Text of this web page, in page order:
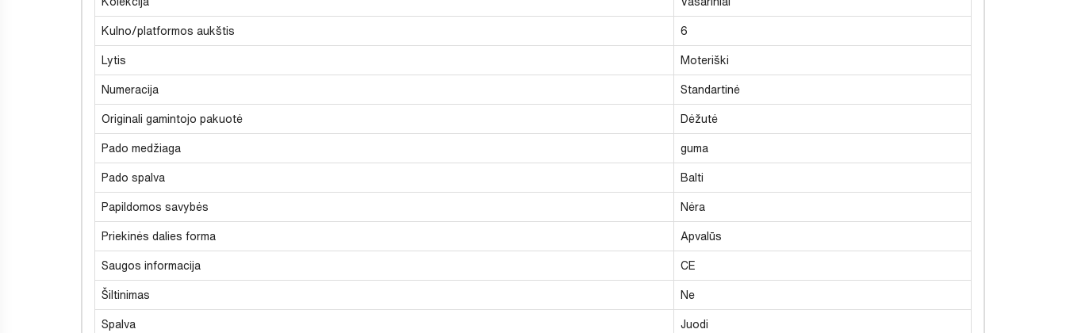
Kulno/platformos aukštis 6
Lytis Moteriški
Numeracija Standartinė
Originali gamintojo pakuotė Dėžutė
Pado medžiaga guma
Pado spalva Balti
Papildomos savybės Nėra
Priekinės dalies forma Apvalūs
Saugos informacija CE
Šiltinimas Ne
Spalva Juodi